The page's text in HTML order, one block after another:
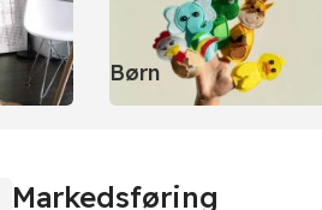
Børn
Markedsføring